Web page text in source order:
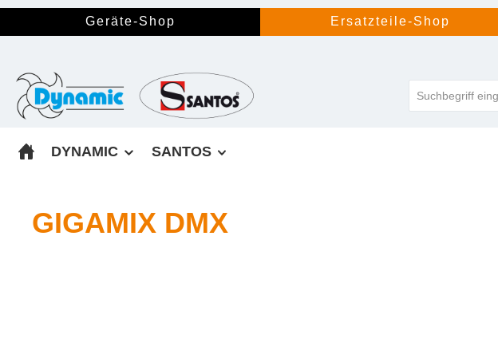
Zur Hauptnavigation springen
Geräte-Shop Ersatzteile-Shop
DYNAMIC SANTOS
GIGAMIX DMX